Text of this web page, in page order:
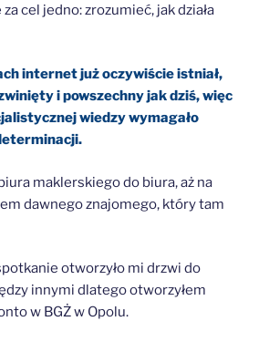
cel jedno: zrozumieć, jak działa
internet już oczywiście istniał,
i powszechny jak dziś, więc
wiedzy wymagało
maklerskiego do biura, aż na
dawnego znajomego, który tam
otworzyło mi drzwi do
innymi dlatego otworzyłem
w BGŻ w Opolu.